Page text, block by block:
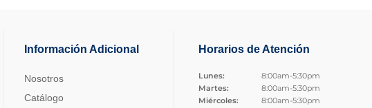
Información Adicional
Nosotros
Catálogo
Horarios de Atención
Lunes:
8:00am-5:30pm
Martes:
8:00am-5:30pm
Miércoles:
8:00am-5:30pm